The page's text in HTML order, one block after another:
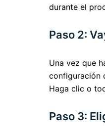
durante el
Paso 2:
Una vez que
configuración
Haga clic o
Paso 3: